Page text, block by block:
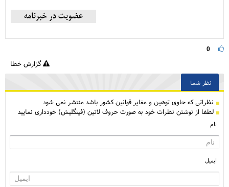
0
گزارش خطا
نظر شما
نظراتی كه حاوی توهین و مغایر قوانین کشور باشد منتشر نمی شود
لطفا از نوشتن نظرات خود به صورت حروف لاتین (فینگلیش) خودداری نمایید
نام
ایمیل